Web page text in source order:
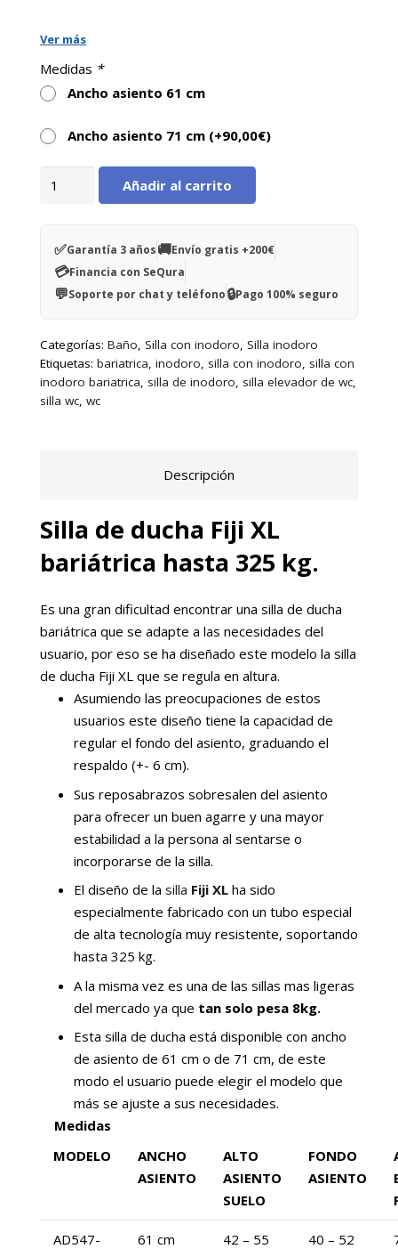
Ver más
Medidas *
Ancho asiento 61 cm
Ancho asiento 71 cm (+90,00€)
cantidad
Añadir al carrito
✅Garantía 3 años🚚Envío gratis +200€
💳Financia con SeQura
💬Soporte por chat y teléfono🔒Pago 100% seguro
Categorías: Baño Silla con inodoro Silla inodoro
Etiquetas: bariatrica inodoro silla con inodoro silla con
inodoro bariatrica silla de inodoro silla elevador de wc
silla wc wc
Descripción
Silla de ducha Fiji XL
bariátrica hasta 325 kg.
Es una gran dificultad encontrar una silla de ducha
bariátrica que se adapte a las necesidades del
usuario, por eso se ha diseñado este modelo la silla
de ducha Fiji XL que se regula en altura.
Asumiendo las preocupaciones de estos
usuarios este diseño tiene la capacidad de
regular el fondo del asiento, graduando el
respaldo (+- 6 cm).
Sus reposabrazos sobresalen del asiento
para ofrecer un buen agarre y una mayor
estabilidad a la persona al sentarse o
incorporarse de la silla.
El diseño de la silla Fiji XLha sido
especialmente fabricado con un tubo especial
de alta tecnología muy resistente, soportando
hasta 325 kg.
A la misma vez es una de las sillas mas ligeras
del mercado ya que tan solo pesa 8kg.
Esta silla de ducha está disponible con ancho
de asiento de 61 cm o de 71 cm, de este
modo el usuario puede elegir el modelo que
más se ajuste a sus necesidades.
Medidas
MODELO
ANCHO
ASIENTO
ALTO
ASIENTO
SUELO
FONDO
ASIENTO
AD547- 61 cm 42 – 55 40 – 52